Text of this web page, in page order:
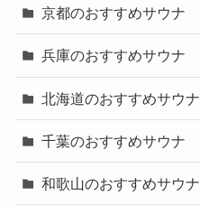
京都のおすすめサウナ
兵庫のおすすめサウナ
北海道のおすすめサウナ
千葉のおすすめサウナ
和歌山のおすすめサウナ